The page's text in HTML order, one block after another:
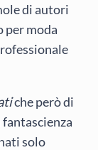
di autori
per moda
che però di
solo